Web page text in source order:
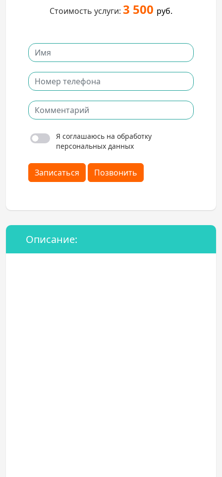
Стоимость услуги: 3 500 руб.
Я соглашаюсь на обработку
персональных данных
Записаться Позвонить
Описание: